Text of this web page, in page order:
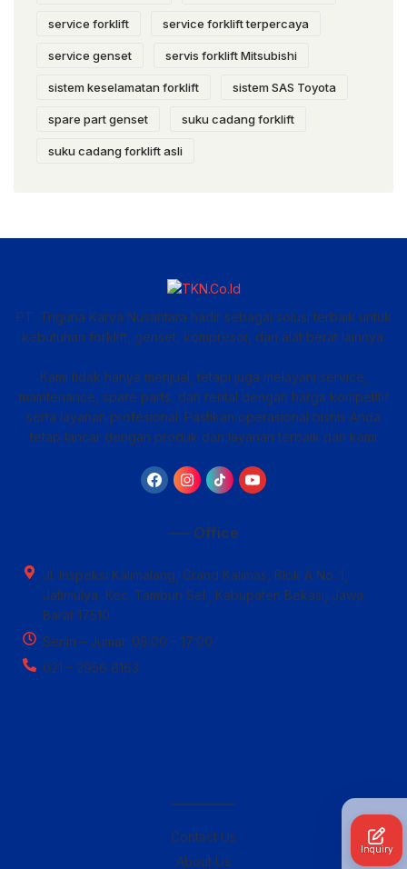
service forklift service forklift terpercaya
service genset servis forklift Mitsubishi
sistem keselamatan forklift sistem SAS Toyota
spare part genset suku cadang forklift
suku cadang forklift asli
PT. Triguna Karya Nusantara hadir sebagai solusi terbaik untuk
kebutuhan forklift, genset, kompresor, dan alat berat lainnya.
Kami tidak hanya menjual, tetapi juga melayani service,
maintenance, spare parts, dan rental dengan harga kompetitif
serta layanan profesional. Pastikan operasional bisnis Anda
tetap lancar dengan produk dan layanan terbaik dari kami
—– Office
Jl. Inspeksi Kalimalang, Grand Kalimas, Blok A No. 1,
Jatimulya, Kec. Tambun Sel., Kabupaten Bekasi, Jawa
Barat 17510
Senin – Jumat: 08:00 – 17:00
021 – 2956 6163
————–
Contact Us
About Us
Inquiry